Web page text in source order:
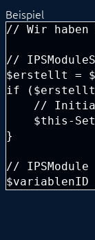
Migrate
Beispiel
// Wir haben
//
$erstellt =
if
//
$this-
}
// IPSModule